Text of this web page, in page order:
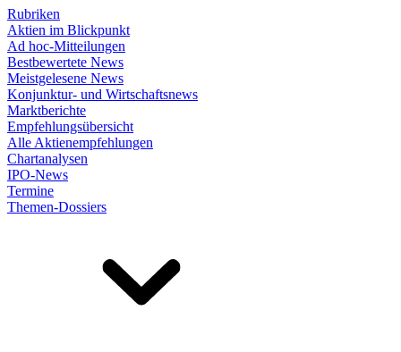
Rubriken
Aktien im Blickpunkt
Ad hoc-Mitteilungen
Bestbewertete News
Meistgelesene News
Konjunktur- und Wirtschaftsnews
Marktberichte
Empfehlungsübersicht
Alle Aktienempfehlungen
Chartanalysen
IPO-News
Termine
Themen-Dossiers